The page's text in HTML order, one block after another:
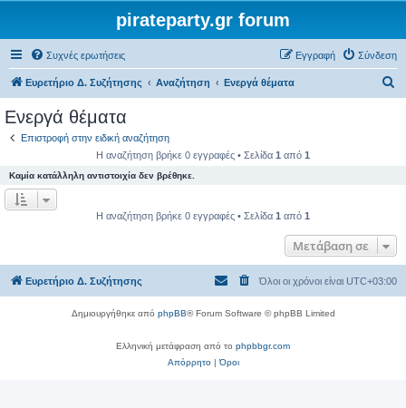
pirateparty.gr forum
Συχνές ερωτήσεις Σύνδεση
Εγγραφή
Ευρετήριο Δ. Συζήτησης Αναζήτηση Ενεργά θέματα
η
Ενεργά θέματα
Επιστροφή στην ειδική αναζήτηση
Η αναζήτηση βρήκε 0 εγγραφές • Σελίδα 1 από 1
Καμία κατάλληλη αντιστοιχία δεν βρέθηκε.
Η αναζήτηση βρήκε 0 εγγραφές • Σελίδα 1 από 1
Μετάβαση σε
Ευρετήριο Δ. Συζήτησης Όλοι οι χρόνοι είναι UTC+03:00
Δημιουργήθηκε από phpBB® Forum Software © phpBB Limited
Ελληνική μετάφραση από το phpbbgr.com
Απόρρητο|Όροι